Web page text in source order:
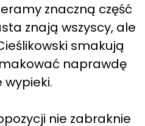
znaczną część
znają wszyscy, ale
smakują
naprawdę
nie zabraknie